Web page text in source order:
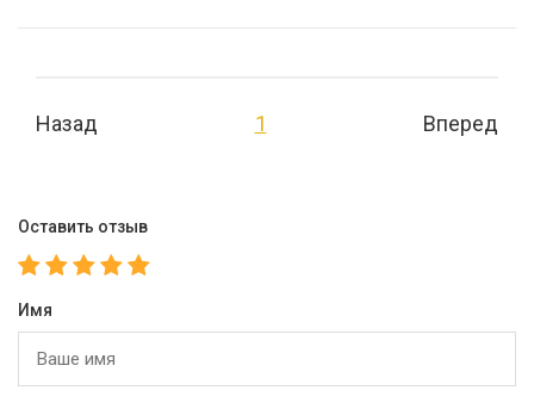
Назад 1 Вперед
Оставить отзыв
Имя